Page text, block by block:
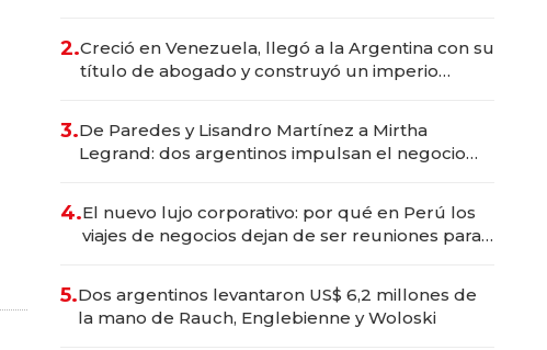
2.Creció en Venezuela, llegó a la Argentina con su
título de abogado y construyó un imperio
3.De Paredes y Lisandro Martínez a Mirtha
Legrand: dos argentinos impulsan el negocio
4.El nuevo lujo corporativo: por qué en Perú los
viajes de negocios dejan de ser reuniones para
5.Dos argentinos levantaron US$ 6,2 millones de
la mano de Rauch, Englebienne y Woloski